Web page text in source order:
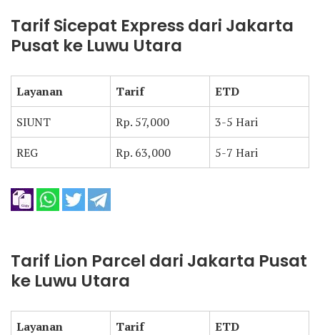
Tarif Sicepat Express dari Jakarta
Pusat ke Luwu Utara
Layanan Tarif
ETD
SIUNT
Rp. 57,000
3-5 Hari
REG
Rp. 63,000 5-7 Hari
Tarif Lion Parcel dari Jakarta Pusat
ke Luwu Utara
Layanan Tarif
ETD